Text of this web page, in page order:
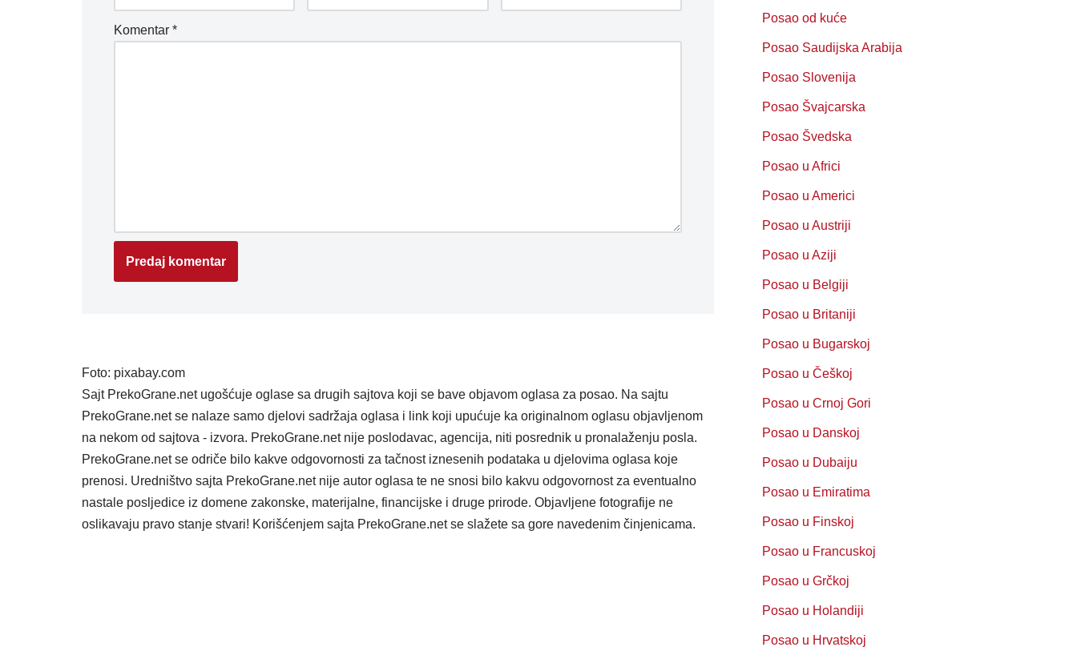
Komentar *
Foto: pixabay.com
Sajt PrekoGrane.net ugošćuje oglase sa drugih sajtova koji se bave objavom oglasa za posao. Na sajtu
PrekoGrane.net se nalaze samo djelovi sadržaja oglasa i link koji upućuje ka originalnom oglasu objavljenom
na nekom od sajtova - izvora. PrekoGrane.net nije poslodavac, agencija, niti posrednik u pronalaženju posla.
PrekoGrane.net se odriče bilo kakve odgovornosti za tačnost iznesenih podataka u djelovima oglasa koje
prenosi. Uredništvo sajta PrekoGrane.net nije autor oglasa te ne snosi bilo kakvu odgovornost za eventualno
nastale posljedice iz domene zakonske, materijalne, financijske i druge prirode. Objavljene fotografije ne
oslikavaju pravo stanje stvari! Korišćenjem sajta PrekoGrane.net se slažete sa gore navedenim činjenicama.
Posao od kuće
Posao Saudijska Arabija
Posao Slovenija
Posao Švajcarska
Posao Švedska
Posao u Africi
Posao u Americi
Posao u Austriji
Posao u Aziji
Posao u Belgiji
Posao u Britaniji
Posao u Bugarskoj
Posao u Češkoj
Posao u Crnoj Gori
Posao u Danskoj
Posao u Dubaiju
Posao u Emiratima
Posao u Finskoj
Posao u Francuskoj
Posao u Grčkoj
Posao u Holandiji
Posao u Hrvatskoj